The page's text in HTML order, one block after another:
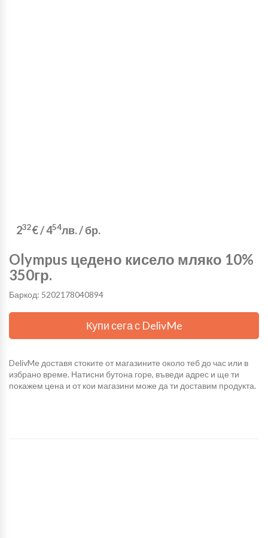
232€/454лв./ бр.
Olympus цедено кисело мляко 10%
350гр.
Баркод: 5202178040894
Купи сега с DelivMe
DelivMe доставя стоките от магазините около теб до час или в
избрано време. Натисни бутона горе, въведи адрес и ще ти
покажем цена и от кои магазини може да ти доставим продукта.